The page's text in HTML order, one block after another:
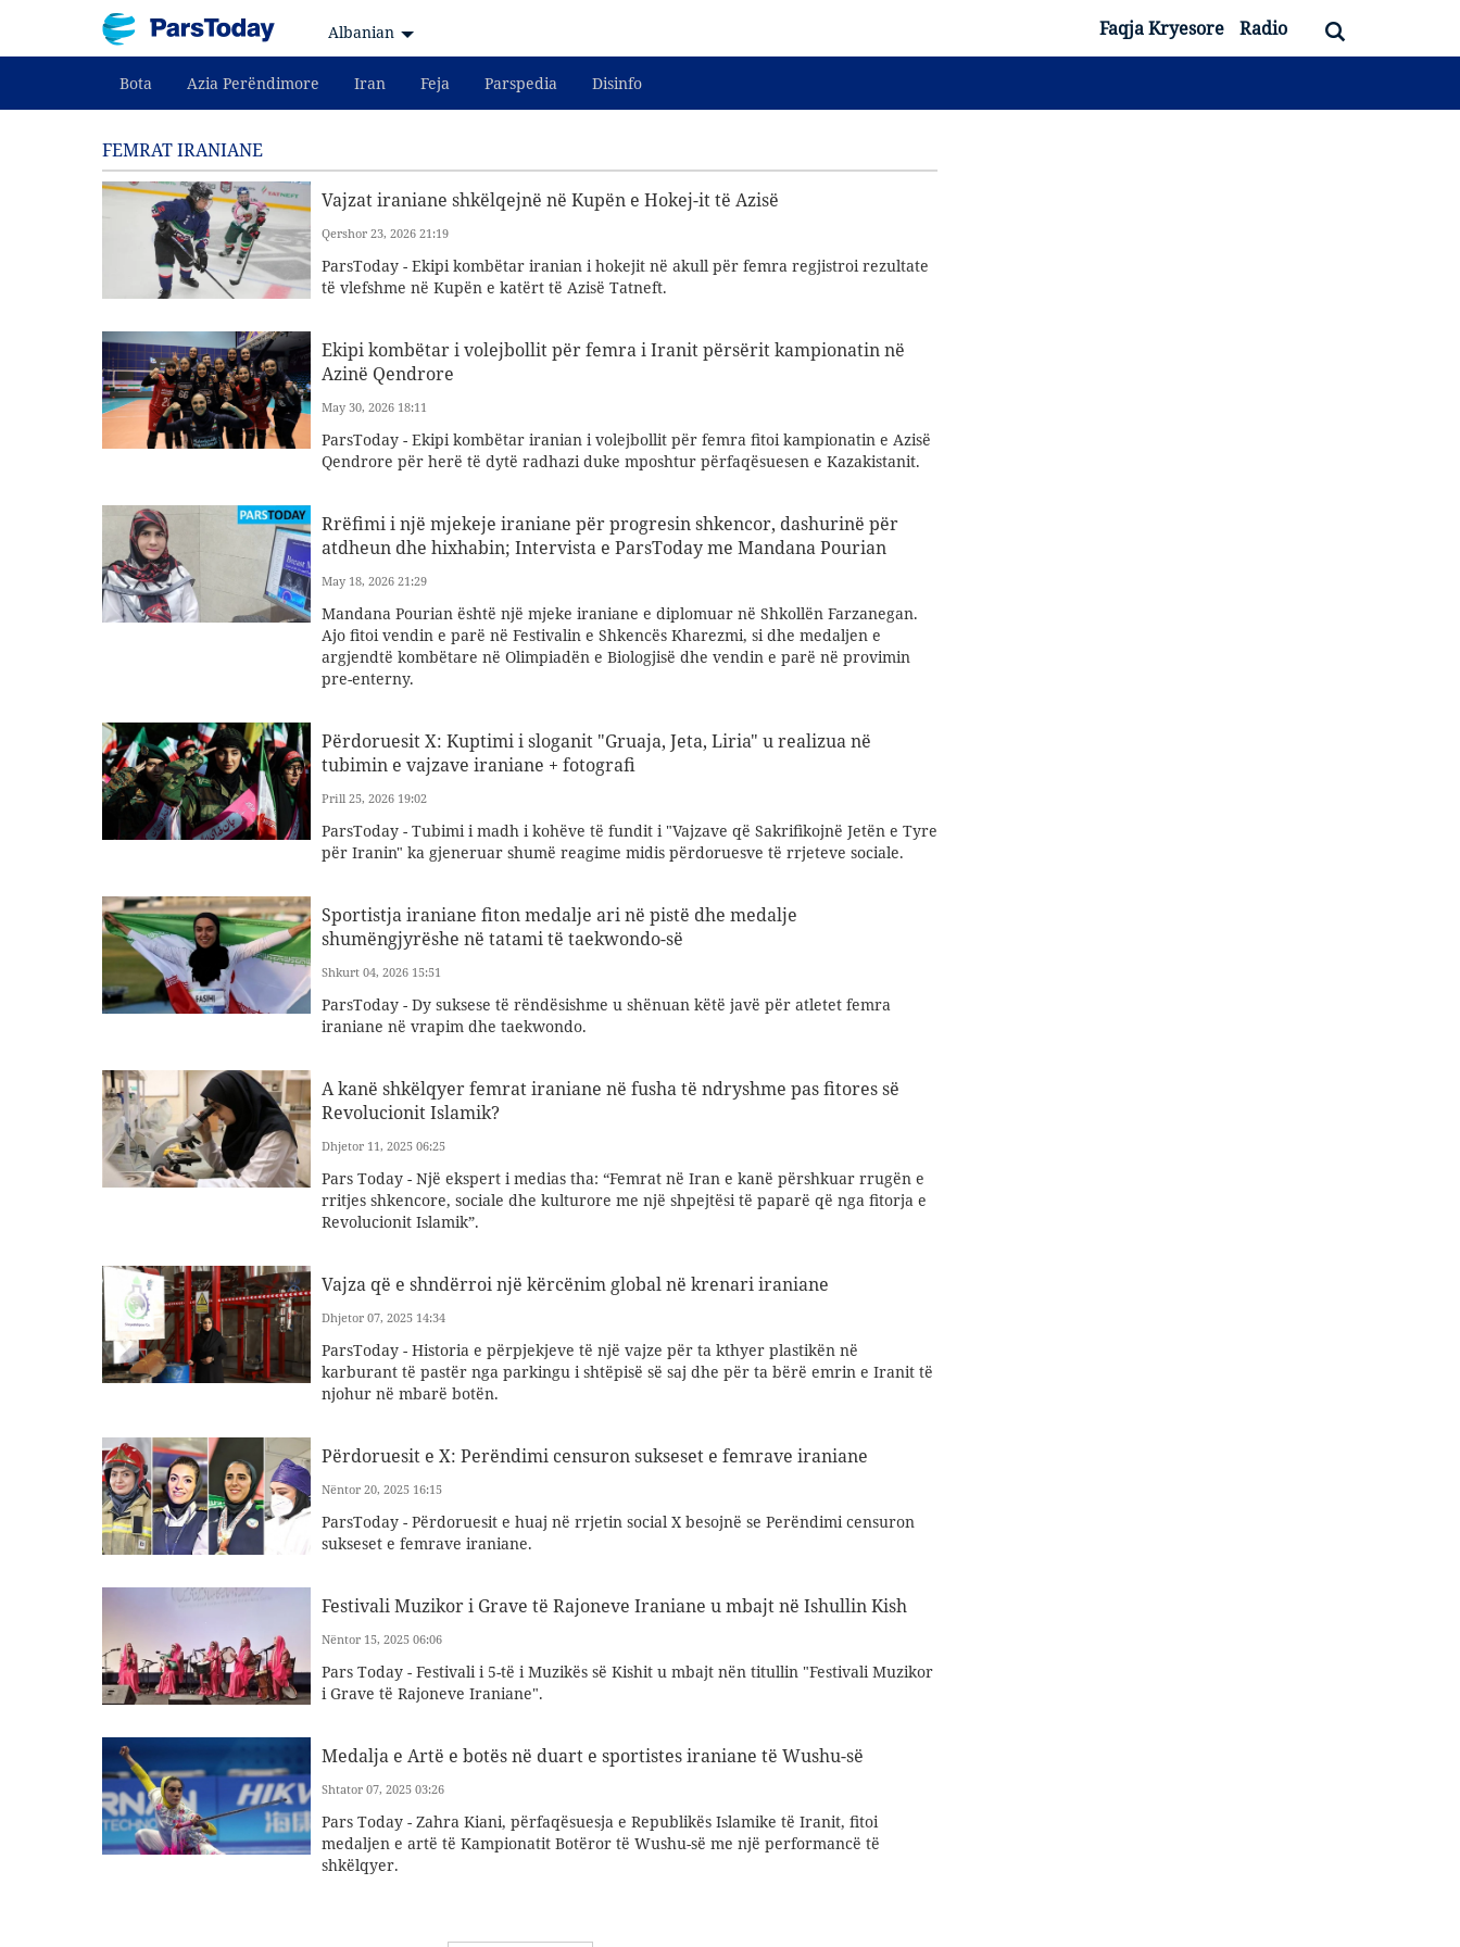
Albanian Faqja Kryesore Radio
Bota Azia Perëndimore Iran Feja Parspedia Disinfo
FEMRAT IRANIANE
Vajzat iraniane shkëlqejnë në Kupën e Hokej-it të Azisë
Qershor 23, 2026 21:19
ParsToday - Ekipi kombëtar iranian i hokejit në akull për femra regjistroi rezultate
të vlefshme në Kupën e katërt të Azisë Tatneft.
Ekipi kombëtar i volejbollit për femra i Iranit përsërit kampionatin në
Azinë Qendrore
May 30, 2026 18:11
ParsToday - Ekipi kombëtar iranian i volejbollit për femra fitoi kampionatin e Azisë
Qendrore për herë të dytë radhazi duke mposhtur përfaqësuesen e Kazakistanit.
Rrëfimi i një mjekeje iraniane për progresin shkencor, dashurinë për
atdheun dhe hixhabin; Intervista e ParsToday me Mandana Pourian
May 18, 2026 21:29
Mandana Pourian është një mjeke iraniane e diplomuar në Shkollën Farzanegan.
Ajo fitoi vendin e parë në Festivalin e Shkencës Kharezmi, si dhe medaljen e
argjendtë kombëtare në Olimpiadën e Biologjisë dhe vendin e parë në provimin
pre-enterny.
Përdoruesit X: Kuptimi i sloganit "Gruaja, Jeta, Liria" u realizua në
tubimin e vajzave iraniane + fotografi
Prill 25, 2026 19:02
ParsToday - Tubimi i madh i kohëve të fundit i "Vajzave që Sakrifikojnë Jetën e Tyre
për Iranin" ka gjeneruar shumë reagime midis përdoruesve të rrjeteve sociale.
Sportistja iraniane fiton medalje ari në pistë dhe medalje
shumëngjyrëshe në tatami të taekwondo-së
Shkurt 04, 2026 15:51
ParsToday - Dy suksese të rëndësishme u shënuan këtë javë për atletet femra
iraniane në vrapim dhe taekwondo.
A kanë shkëlqyer femrat iraniane në fusha të ndryshme pas fitores së
Revolucionit Islamik?
Dhjetor 11, 2025 06:25
Pars Today - Një ekspert i medias tha: “Femrat në Iran e kanë përshkuar rrugën e
rritjes shkencore, sociale dhe kulturore me një shpejtësi të paparë që nga fitorja e
Revolucionit Islamik”.
Vajza që e shndërroi një kërcënim global në krenari iraniane
Dhjetor 07, 2025 14:34
ParsToday - Historia e përpjekjeve të një vajze për ta kthyer plastikën në
karburant të pastër nga parkingu i shtëpisë së saj dhe për ta bërë emrin e Iranit të
njohur në mbarë botën.
Përdoruesit e X: Perëndimi censuron sukseset e femrave iraniane
Nëntor 20, 2025 16:15
ParsToday - Përdoruesit e huaj në rrjetin social X besojnë se Perëndimi censuron
sukseset e femrave iraniane.
Festivali Muzikor i Grave të Rajoneve Iraniane u mbajt në Ishullin Kish
Nëntor 15, 2025 06:06
Pars Today - Festivali i 5-të i Muzikës së Kishit u mbajt nën titullin "Festivali Muzikor
i Grave të Rajoneve Iraniane".
Medalja e Artë e botës në duart e sportistes iraniane të Wushu-së
Shtator 07, 2025 03:26
Pars Today - Zahra Kiani, përfaqësuesja e Republikës Islamike të Iranit, fitoi
medaljen e artë të Kampionatit Botëror të Wushu-së me një performancë të
shkëlqyer.